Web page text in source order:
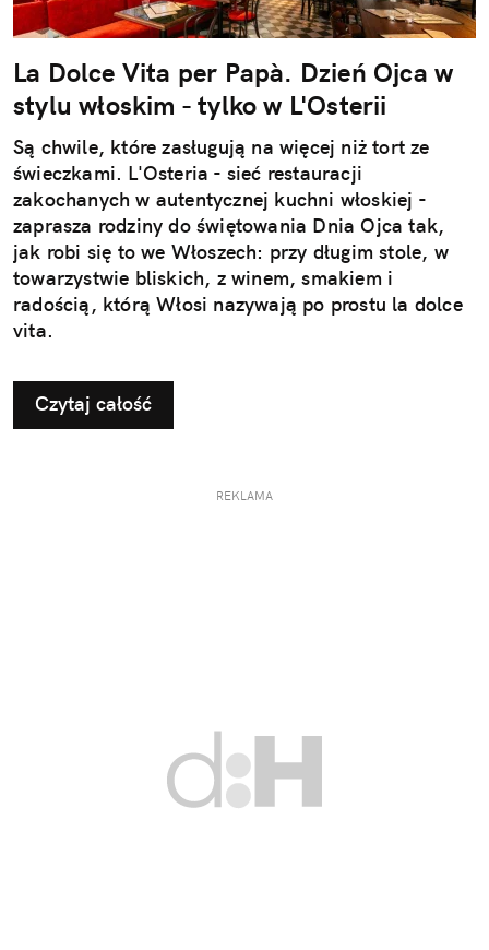
La Dolce Vita per Papà. Dzień Ojca w
stylu włoskim - tylko w L'Osterii
Są chwile, które zasługują na więcej niż tort ze
świeczkami. L'Osteria - sieć restauracji
zakochanych w autentycznej kuchni włoskiej -
zaprasza rodziny do świętowania Dnia Ojca tak,
jak robi się to we Włoszech: przy długim stole, w
towarzystwie bliskich, z winem, smakiem i
radością, którą Włosi nazywają po prostu la dolce
vita.
Czytaj całość
REKLAMA